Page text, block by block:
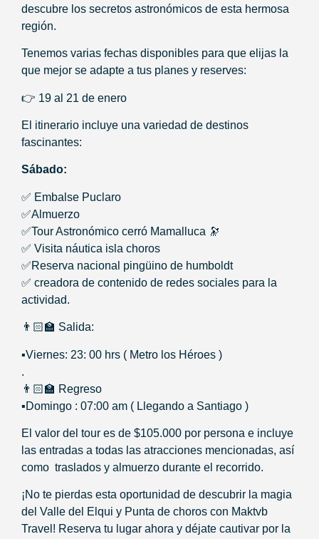
descubre los secretos astronómicos de esta hermosa
región.
Tenemos varias fechas disponibles para que elijas la
que mejor se adapte a tus planes y reserves:
👉 19 al 21 de enero
El itinerario incluye una variedad de destinos
fascinantes:
Sábado:
✅ Embalse Puclaro
✅Almuerzo
✅Tour Astronómico cerró Mamalluca 🔭
✅ Visita náutica isla choros
✅Reserva nacional pingüino de humboldt
✅ creadora de contenido de redes sociales para la
actividad.
👨🏻‍🏫 Salida:
▪️Viernes: 23: 00 hrs ( Metro los Héroes )
.
👨🏻‍🏫 Regreso
▪️Domingo : 07:00 am ( Llegando a Santiago )
El valor del tour es de $105.000 por persona e incluye
las entradas a todas las atracciones mencionadas, así
como traslados y almuerzo durante el recorrido.
¡No te pierdas esta oportunidad de descubrir la magia
del Valle del Elqui y Punta de choros con Maktvb
Travel! Reserva tu lugar ahora y déjate cautivar por la